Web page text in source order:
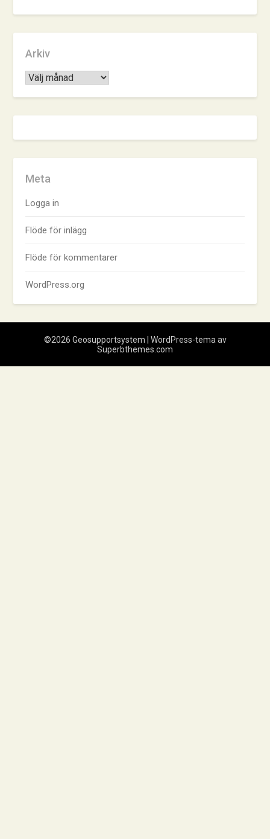
Arkiv
Arkiv
Meta
Logga in
Flöde för inlägg
Flöde för kommentarer
WordPress.org
©2026 Geosupportsystem | WordPress-tema av
Superbthemes.com